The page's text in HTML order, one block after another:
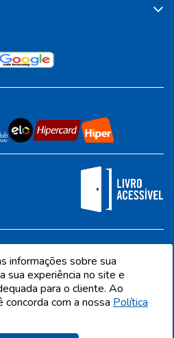
SP - CEP 06612-001
DISTRIBUIDORA LTDA. Todos os direitos
total ou parcial. Preços e estoque sujeito a
informações sobre sua
sua experiência no site e
para o cliente. Ao
concorda com a nossa Política